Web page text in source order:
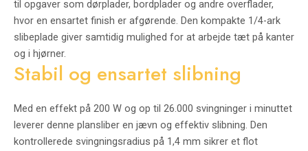
til opgaver som dørplader, bordplader og andre overflader,
hvor en ensartet finish er afgørende. Den kompakte 1/4-ark
slibeplade giver samtidig mulighed for at arbejde tæt på kanter
og i hjørner.
Stabil og ensartet slibning
Med en effekt på 200 W og op til 26.000 svingninger i minuttet
leverer denne plansliber en jævn og effektiv slibning. Den
kontrollerede svingningsradius på 1,4 mm sikrer et flot